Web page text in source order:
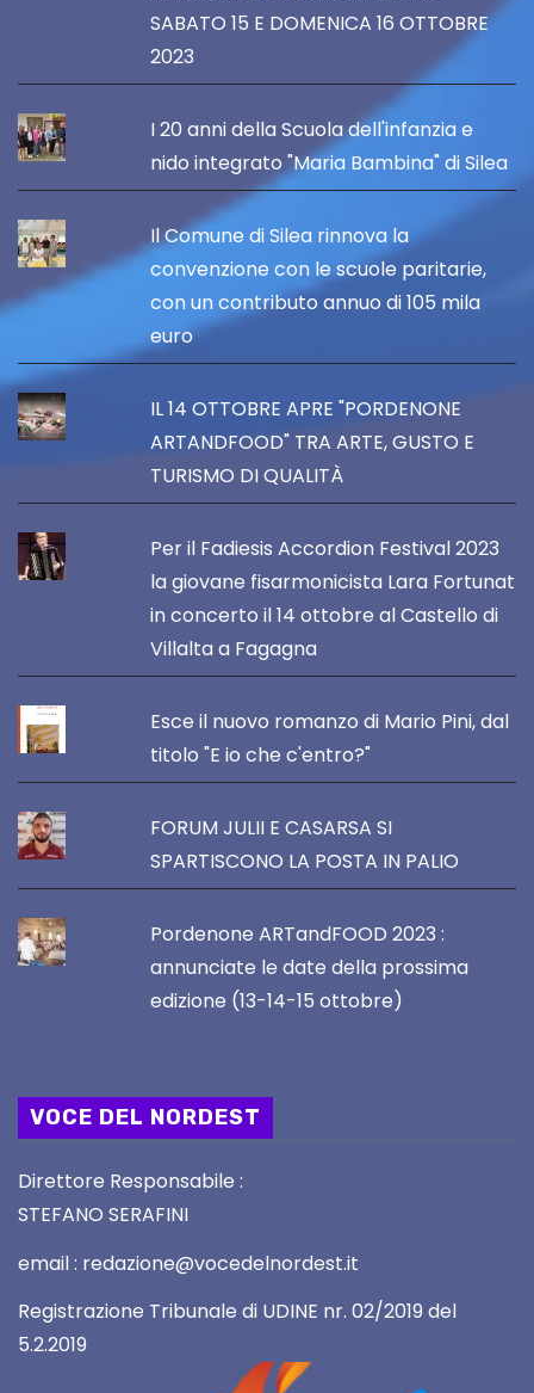
SABATO 15 E DOMENICA 16 OTTOBRE
2023
I 20 anni della Scuola dell'infanzia e
nido integrato "Maria Bambina" di Silea
Il Comune di Silea rinnova la
convenzione con le scuole paritarie,
con un contributo annuo di 105 mila
euro
IL 14 OTTOBRE APRE "PORDENONE
ARTANDFOOD" TRA ARTE, GUSTO E
TURISMO DI QUALITÀ
Per il Fadiesis Accordion Festival 2023
la giovane fisarmonicista Lara Fortunat
in concerto il 14 ottobre al Castello di
Villalta a Fagagna
Esce il nuovo romanzo di Mario Pini, dal
titolo "E io che c'entro?"
FORUM JULII E CASARSA SI
SPARTISCONO LA POSTA IN PALIO
Pordenone ARTandFOOD 2023 :
annunciate le date della prossima
edizione (13-14-15 ottobre)
VOCE DEL NORDEST
Direttore Responsabile :
STEFANO SERAFINI
email : redazione@vocedelnordest.it
Registrazione Tribunale di UDINE nr. 02/2019 del
5.2.2019